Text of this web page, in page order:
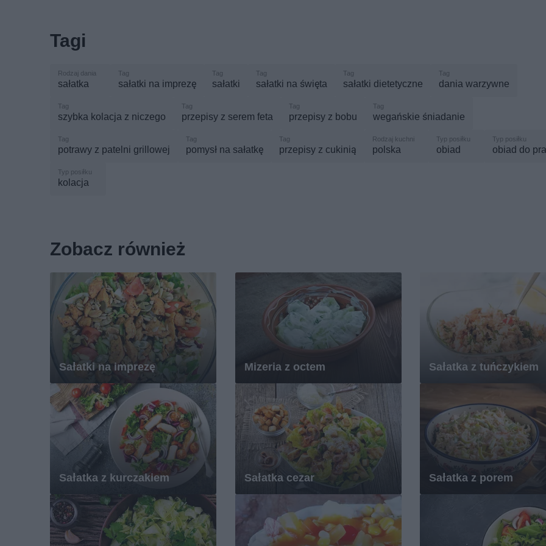
Tagi
sałatka sałatki na imprezę sałatki sałatki na święta sałatki dietetyczne dania warzywne
szybka kolacja z niczego przepisy z serem feta przepisy z bobu wegańskie śniadanie
potrawy z patelni grillowej pomysł na sałatkę przepisy z cukinią polska obiad obiad do
kolacja
Zobacz również
Sałatki na imprezę Mizeria z octem Sałatka z tuńczykiem
Sałatka z kurczakiem Sałatka cezar Sałatka z porem